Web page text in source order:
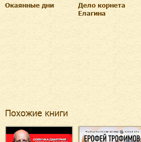
Окаянные дни
Дело корнета
Елагина
Похожие книги